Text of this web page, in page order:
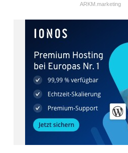
ARKM.marketing